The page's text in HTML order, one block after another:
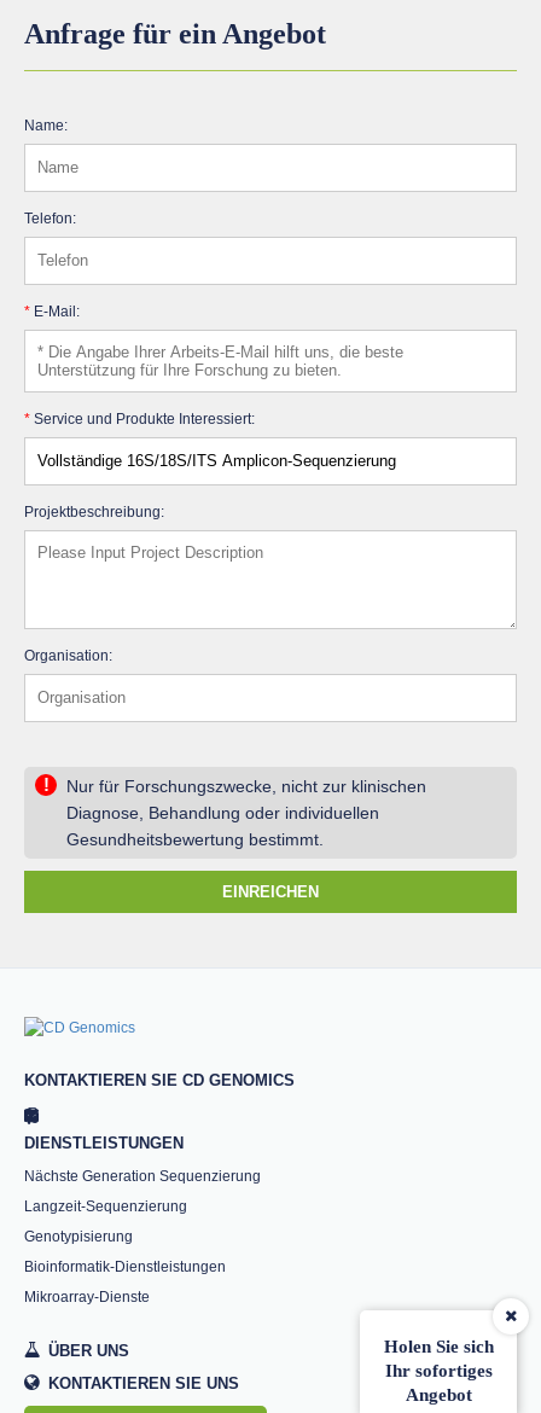
Holen Sie sich
Ihr sofortiges
Angebot
Anfrage für ein Angebot
Name:
Telefon:
* E-Mail:
* Service und Produkte Interessiert:
Projektbeschreibung:
Organisation:
!
Nur für Forschungszwecke, nicht zur klinischen
Diagnose, Behandlung oder individuellen
Gesundheitsbewertung bestimmt.
EINREICHEN
KONTAKTIEREN SIE CD GENOMICS
DIENSTLEISTUNGEN
Nächste Generation Sequenzierung
Langzeit-Sequenzierung
Genotypisierung
Bioinformatik-Dienstleistungen
Mikroarray-Dienste
ÜBER UNS
KONTAKTIEREN SIE UNS